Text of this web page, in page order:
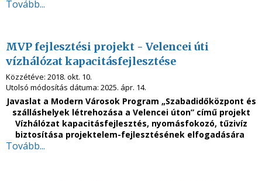
Tovább...
MVP fejlesztési projekt - Velencei úti
vízhálózat kapacitásfejlesztése
Közzétéve: 2018. okt. 10.
Utolsó módosítás dátuma: 2025. ápr. 14.
Javaslat a Modern Városok Program „Szabadidőközpont és
szálláshelyek létrehozása a Velencei úton” című projekt
Vízhálózat kapacitásfejlesztés, nyomásfokozó, tűzivíz
biztosítása projektelem-fejlesztésének elfogadására
Tovább...